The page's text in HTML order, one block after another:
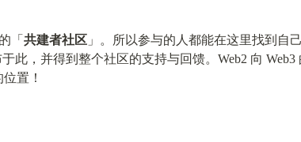
「
共建者社区 」。所以参与的人都能在这里找到自
此，并得到整个社区的支持与回馈。Web2 向
置！